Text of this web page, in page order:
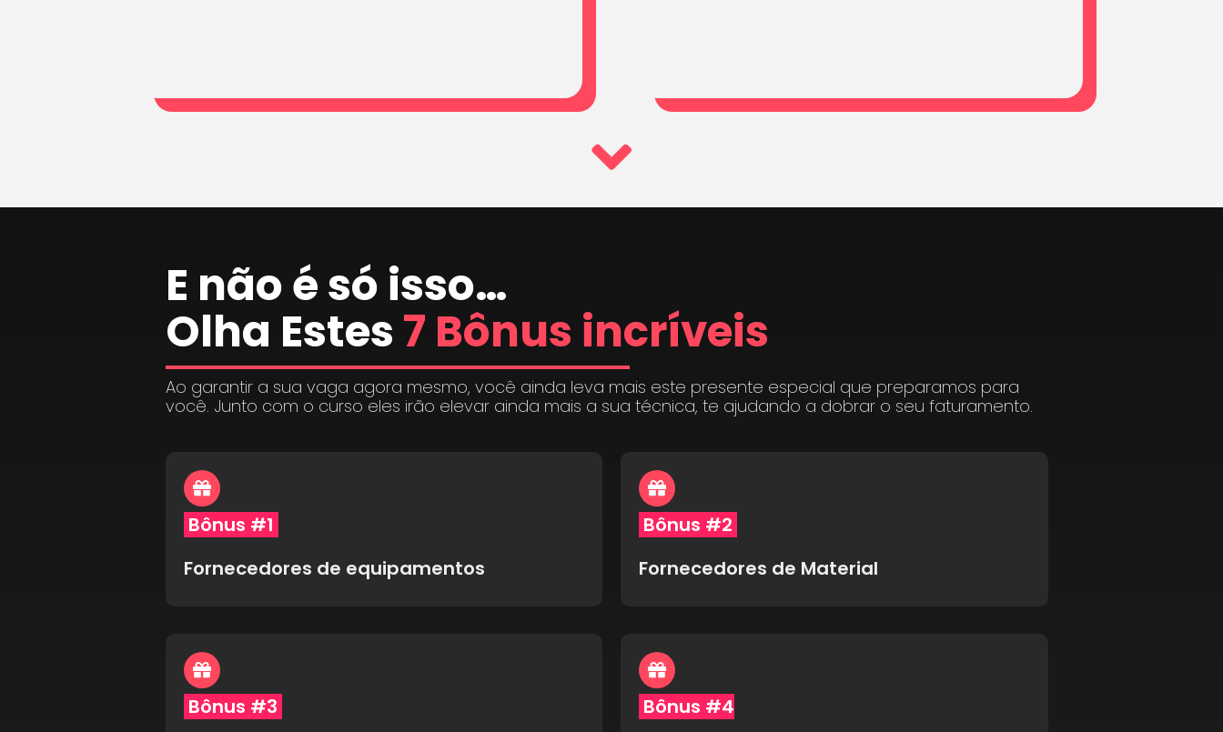
E não é só isso…
Olha Estes 7 Bônus incríveis
Ao garantir a sua vaga agora mesmo, você ainda leva mais este presente especial que preparamos para
você. Junto com o curso eles irão elevar ainda mais a sua técnica, te ajudando a dobrar o seu faturamento.
Bônus #1
Fornecedores de equipamentos
Bônus #2
Fornecedores de Material
Bônus #3 Bônus #4